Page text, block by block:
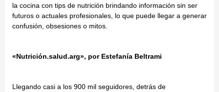
la cocina con tips de nutrición brindando información sin ser
futuros o actuales profesionales, lo que puede llegar a generar
confusión, obsesiones o mitos.
«Nutrición.salud.arg», por Estefanía Beltrami
Llegando casi a los 900 mil seguidores, detrás de